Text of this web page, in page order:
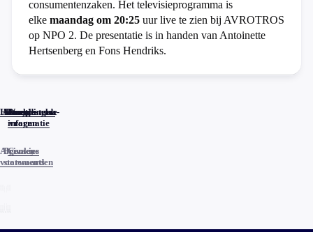
consumentenzaken. Het televisieprogramma is
elke maandag om 20:25 uur live te zien bij AVROTROS
op NPO 2. De presentatie is in handen van Antoinette
Hertsenberg en Fons Hendriks.
Home
Actueel
Uitzendingen
Reacties
Programma-
informatie
Veelgestelde
vragen
Algemene
voorwaarden
Privacy
statements
Cookies